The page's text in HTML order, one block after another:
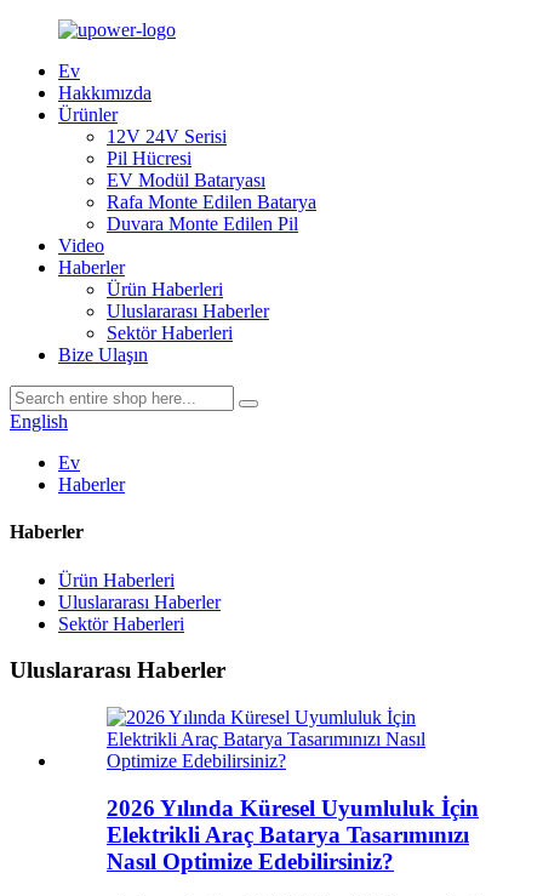
Ev
Hakkımızda
Ürünler
12V 24V Serisi
Pil Hücresi
EV Modül Bataryası
Rafa Monte Edilen Batarya
Duvara Monte Edilen Pil
Video
Haberler
Ürün Haberleri
Uluslararası Haberler
Sektör Haberleri
Bize Ulaşın
English
Ev
Haberler
Haberler
Ürün Haberleri
Uluslararası Haberler
Sektör Haberleri
Uluslararası Haberler
2026 Yılında Küresel Uyumluluk İçin
Elektrikli Araç Batarya Tasarımınızı
Nasıl Optimize Edebilirsiniz?